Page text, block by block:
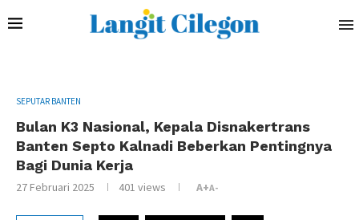
SEPUTAR BANTEN
Bulan K3 Nasional, Kepala Disnakertrans
Banten Septo Kalnadi Beberkan Pentingnya
Bagi Dunia Kerja
27 Februari 2025 401 views A+A-